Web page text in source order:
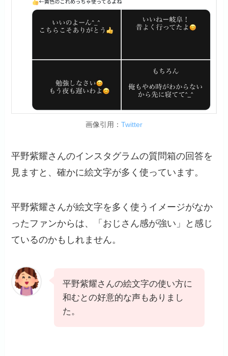
画像引用： Twitter
平野紫耀さんのインスタグラムの質問箱の回答を
見ますと、確かに絵文字が多く使っています。
平野紫耀さんが絵文字を多く使うイメージがなか
ったファンからは、「おじさん感が強い」と感じ
ているのかもしれません。
平野紫耀さんの絵文字の使い方に
和むとの好意的な声もありまし
た。